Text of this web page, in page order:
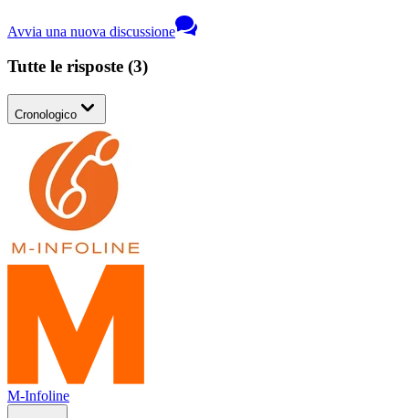
Avvia una nuova discussione
Tutte le risposte (3)
Cronologico
M-Infoline